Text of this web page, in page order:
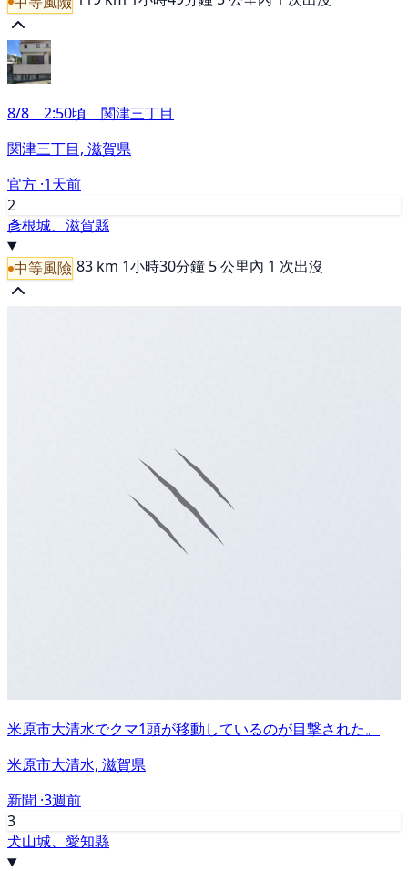
8/8 2:50頃 関津三丁目
関津三丁目, 滋賀県
官方 ·1天前
2
彥根城、滋賀縣
中等風險 83 km 1小時30分鐘 5 公里內 1 次出沒
米原市大清水でクマ1頭が移動しているのが目撃された。
米原市大清水, 滋賀県
新聞 ·3週前
3
犬山城、愛知縣